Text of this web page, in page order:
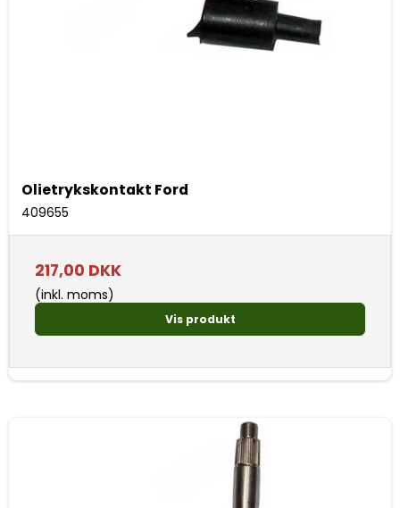
Olietrykskontakt Ford
409655
217,00 DKK
(inkl. moms)
Vis produkt